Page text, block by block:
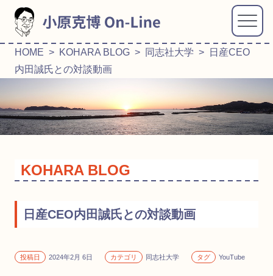
HOME > KOHARA BLOG > 同志社大学 > 日産CEO
内田誠氏との対談動画
KOHARA BLOG
日産CEO内田誠氏との対談動画
投稿日 2024年2月 6日 カテゴリ 同志社大学 タグ YouTube